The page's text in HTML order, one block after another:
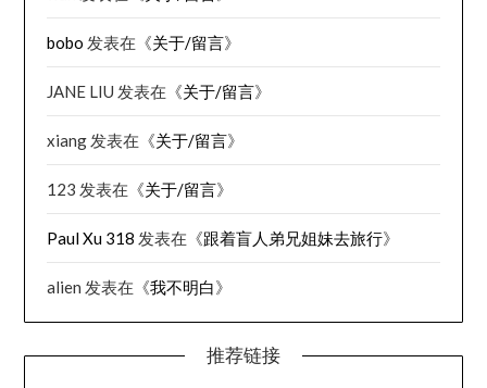
bobo 发表在《关于/留言》
JANE LIU 发表在《关于/留言》
xiang 发表在《关于/留言》
123 发表在《关于/留言》
Paul Xu 318 发表在《跟着盲人弟兄姐妹去旅行》
alien 发表在《我不明白》
推荐链接